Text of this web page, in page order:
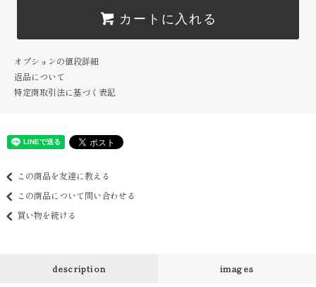
カートに入れる
オプションの値段詳細
返品について
特定商取引法に基づく表記
この商品を友達に教える
この商品について問い合わせる
買い物を続ける
description images